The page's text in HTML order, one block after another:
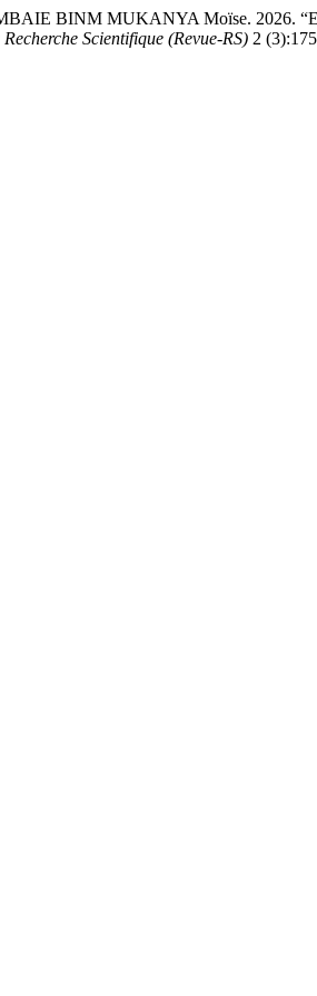
BINM MUKANYA Moïse. 2026.
Scientifique (Revue-RS) 2